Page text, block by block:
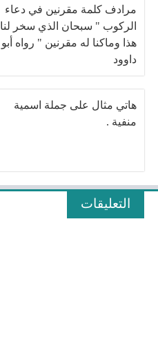
مرادف كلمة مقرنين في دعاء
الركوب " سبحان الذي سخر لنا
هذا وماكنا له مقرنين " رواه أبو
داوود
هاتي مثال على جملة اسمية
منفية .
التعليقات